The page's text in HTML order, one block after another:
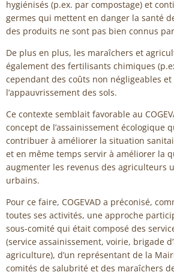
hygiénisés (p.ex. par compostage) et
germes qui mettent en danger la santé
des produits ne sont pas bien connus
De plus en plus, les maraîchers et
également des fertilisants chimiques
cependant des coûts non négligeables
l’appauvrissement des sols.
Ce contexte semblait favorable au
concept de l’assainissement écologique
contribuer à améliorer la situation
et en même temps servir à améliorer la
augmenter les revenus des agriculteurs
urbains.
Pour ce faire, COGEVAD a préconisé,
toutes ses activités, une approche
sous-comité qui était composé des
(service assainissement, voirie, brigade
agriculture), d’un représentant de la
comités de salubrité et des maraîchers